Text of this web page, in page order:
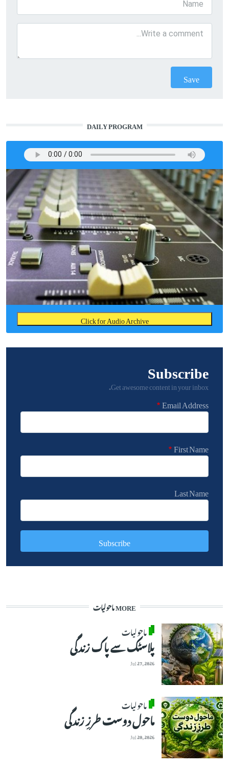
DAILY PROGRAM
Click for Audio Archive
Subscribe
Get awesome content in your inbox.
Email Address
First Name
Last Name
MORE ماحولیات
ماحولیات
پلاسٹک سے پاک زندگی
Jul 27, 2026
ماحولیات
ماحول دوست طرزِ زندگی
Jul 20, 2026